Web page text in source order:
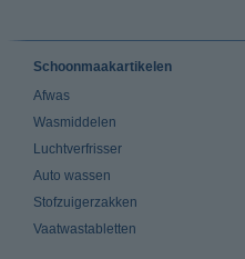
Schoonmaakartikelen
Afwas
Wasmiddelen
Luchtverfrisser
Auto wassen
Stofzuigerzakken
Vaatwastabletten